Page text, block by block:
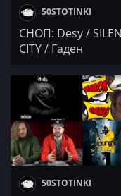
50STOTINKI
СНОП: Desy /
CITY / Гаден
50STOTINKI